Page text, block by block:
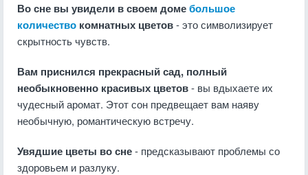
Во сне вы увидели в своем домебольшое
количество комнатных цветов- это символизирует
скрытность чувств.
Вам приснился прекрасный сад, полный
необыкновенно красивых цветов- вы вдыхаете их
чудесный аромат. Этот сон предвещает вам наяву
необычную, романтическую встречу.
Увядшие цветы во сне- предсказывают проблемы со
здоровьем и разлуку.